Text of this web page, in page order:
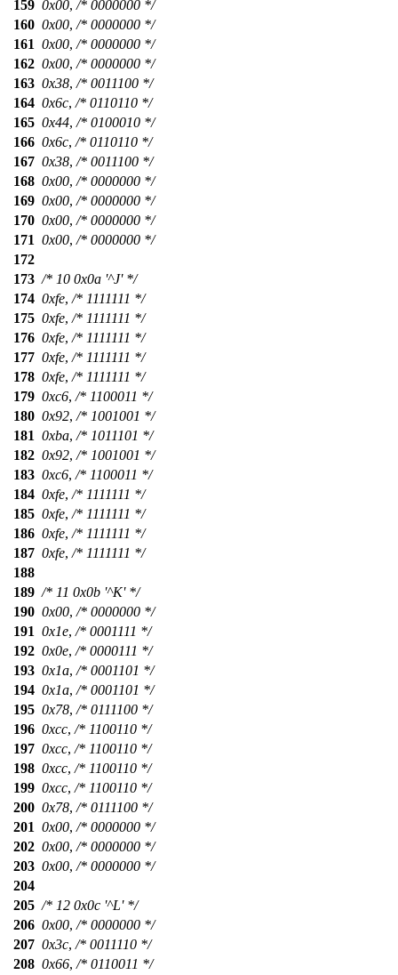
159 0x00, /* 0000000 */
160 0x00, /* 0000000 */
161 0x00, /* 0000000 */
162 0x00, /* 0000000 */
163 0x38, /* 0011100 */
164 0x6c, /* 0110110 */
165 0x44, /* 0100010 */
166 0x6c, /* 0110110 */
167 0x38, /* 0011100 */
168 0x00, /* 0000000 */
169 0x00, /* 0000000 */
170 0x00, /* 0000000 */
171 0x00, /* 0000000 */
172
173 /* 10 0x0a '^J' */
174 0xfe, /* 1111111 */
175 0xfe, /* 1111111 */
176 0xfe, /* 1111111 */
177 0xfe, /* 1111111 */
178 0xfe, /* 1111111 */
179 0xc6, /* 1100011 */
180 0x92, /* 1001001 */
181 0xba, /* 1011101 */
182 0x92, /* 1001001 */
183 0xc6, /* 1100011 */
184 0xfe, /* 1111111 */
185 0xfe, /* 1111111 */
186 0xfe, /* 1111111 */
187 0xfe, /* 1111111 */
188
189 /* 11 0x0b '^K' */
190 0x00, /* 0000000 */
191 0x1e, /* 0001111 */
192 0x0e, /* 0000111 */
193 0x1a, /* 0001101 */
194 0x1a, /* 0001101 */
195 0x78, /* 0111100 */
196 0xcc, /* 1100110 */
197 0xcc, /* 1100110 */
198 0xcc, /* 1100110 */
199 0xcc, /* 1100110 */
200 0x78, /* 0111100 */
201 0x00, /* 0000000 */
202 0x00, /* 0000000 */
203 0x00, /* 0000000 */
204
205 /* 12 0x0c '^L' */
206 0x00, /* 0000000 */
207 0x3c, /* 0011110 */
208 0x66, /* 0110011 */